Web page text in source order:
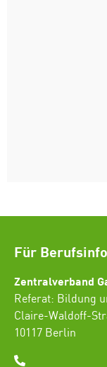
Für
Zentralverband
Referat: Bildung
Claire-Waldoff-
10117 Berlin